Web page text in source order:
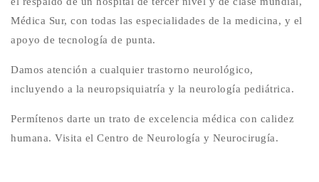
Médica Sur, con todas las especialidades de la medicina, y el
apoyo de tecnología de punta.
Damos atención a cualquier trastorno neurológico,
incluyendo a la neuropsiquiatría y la neurología pediátrica.
Permítenos darte un trato de excelencia médica con calidez
humana. Visita el Centro de Neurología y Neurocirugía.